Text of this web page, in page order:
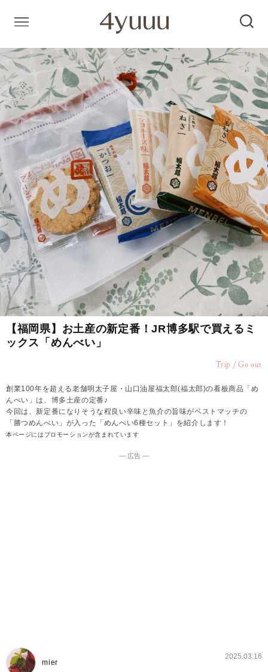
【福岡県】お土産の新定番！JR博多駅で買えるミ
ックス「めんべい」
Trip / Go out
創業100年を超える老舗明太子屋・山口油屋福太郎(福太郎)の看板商品「め
んべい」は、博多土産の定番♪
今回は、新定番になりそうな程良い辛味と魚介の旨味がベストマッチの
「勝つめんべい」が入った「めんべい6種セット」を紹介します！
本ページにはプロモーションが含まれています
― 広告 ―
mier
2025.03.16